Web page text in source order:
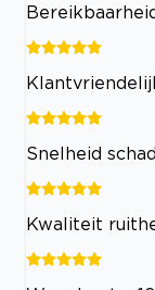
Snelheid
Kwaliteit